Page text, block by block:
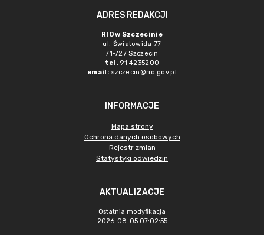
ADRES REDAKCJI
RIO w Szczecinie
ul. Światowida 77
71-727 Szczecin
tel. 91 4235200
email: szczecin@rio.gov.pl
INFORMACJE
Mapa strony
Ochrona danych osobowych
Rejestr zmian
Statystyki odwiedzin
AKTUALIZACJE
Ostatnia modyfikacja
2026-08-05 07:02:55